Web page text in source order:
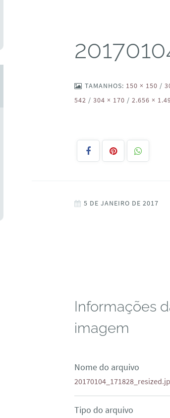
TAMANHOS: 150 × 150 /
542 / 304 × 170 / 2.656 ×
5 DE JANEIRO DE 2017
Informações
imagem
Nome do arquivo
Tipo do arquivo